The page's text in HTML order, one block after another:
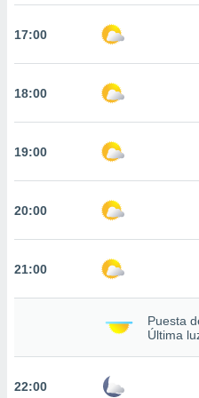
En
de que
el sitio
para
o
aunque
no
abono
17:00
18:00
19:00
20:00
21:00
Puesta
Última
22:00